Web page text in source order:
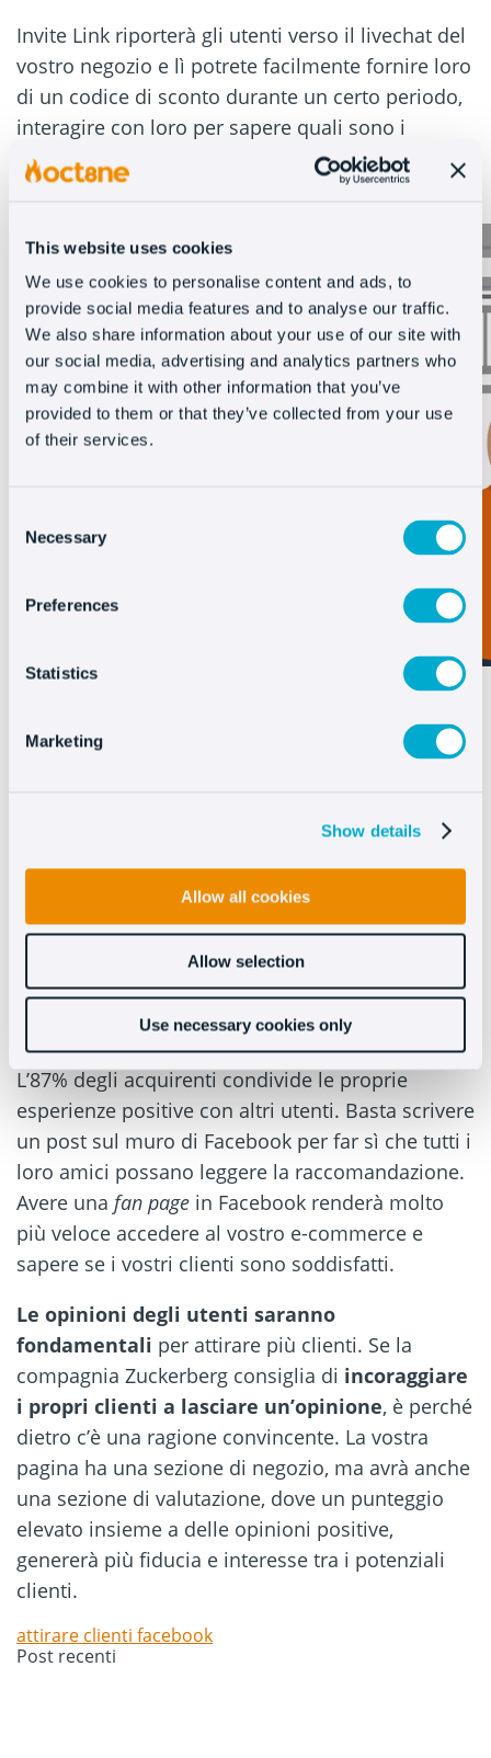
This website uses cookies
We use cookies to personalise content and ads, to
provide social media features and to analyse our traffic.
We also share information about your use of our site with
our social media, advertising and analytics partners who
may combine it with other information that you’ve
provided to them or that they’ve collected from your use
of their services.
Selection
Necessary
Preferences
Statistics
Marketing
Show details
Allow all cookies
Allow selection
Use necessary cookies only
Invite Link riporterà gli utenti verso il livechat del
vostro negozio e lì potrete facilmente fornire loro
di un codice di sconto durante un certo periodo,
interagire con loro per sapere quali sono i
prodotti che gli interessano e ottenere una
vendita diretta attraverso il servizio clienti.
una calamita:
la promozione attirerà i clienti
che Oct8ne consente. Inoltre, è totalmente
targetizzabile: potrete personalizzare il link per
condividerlo con un gruppo specifico di clienti o
con altri, adattando ogni promozione alle
esigenze di ogni destinatario.
Esperienze positive
L’87% degli acquirenti condivide le proprie
esperienze positive con altri utenti. Basta scrivere
un post sul muro di Facebook per far sì che tutti i
loro amici possano leggere la raccomandazione.
Avere una fan page in Facebook renderà molto
più veloce accedere al vostro e-commerce e
sapere se i vostri clienti sono soddisfatti.
Le opinioni degli utenti saranno
fondamentali per attirare più clienti. Se la
compagnia Zuckerberg consiglia di incoraggiare
i propri clienti a lasciare un’opinione, è perché
dietro c’è una ragione convincente. La vostra
pagina ha una sezione di negozio, ma avrà anche
una sezione di valutazione, dove un punteggio
elevato insieme a delle opinioni positive,
genererà più fiducia e interesse tra i potenziali
clienti.
attirare clienti facebook
Post recenti